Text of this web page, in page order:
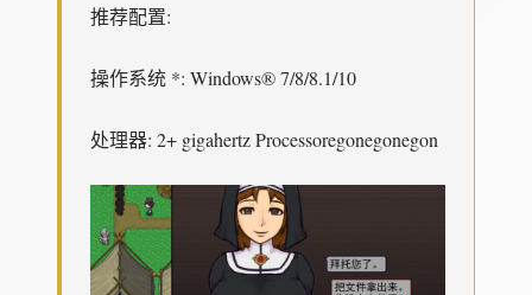
推荐配置:
操作系统 *: Windows® 7/8/8.1/10
处理器: 2+ gigahertz Processoregonegonegon